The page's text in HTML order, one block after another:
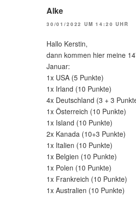
Alke
30/01/2022 UM 14:20 UHR
Hallo Kerstin,
dann kommen hier meine
Januar:
1x USA (5 Punkte)
1x Irland (10 Punkte)
4x Deutschland (3 + 3
1x Österreich (10 Punkte)
1x Island (10 Punkte)
2x Kanada (10+3 Punkte)
1x Italien (10 Punkte)
1x Belgien (10 Punkte)
1x Polen (10 Punkte)
1x Frankreich (10 Punkte)
1x Australien (10 Punkte)